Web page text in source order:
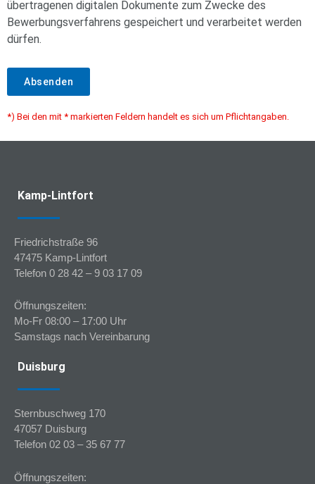
übertragenen digitalen Dokumente zum Zwecke des
Bewerbungsverfahrens gespeichert und verarbeitet werden
dürfen.
Absenden
*) Bei den mit * markierten Feldern handelt es sich um Pflichtangaben.
Kamp-Lintfort
Friedrichstraße 96
47475 Kamp-Lintfort
Telefon 0 28 42 – 9 03 17 09
Öffnungszeiten:
Mo-Fr 08:00 – 17:00 Uhr
Samstags nach Vereinbarung
Duisburg
Sternbuschweg 170
47057 Duisburg
Telefon 02 03 – 35 67 77
Öffnungszeiten: